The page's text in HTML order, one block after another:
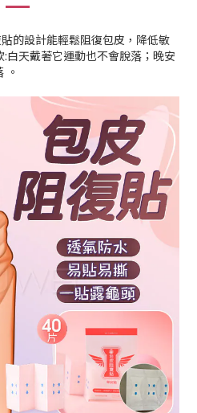
的設計能輕鬆阻復包皮，降低敏
白天戴著它運動也不會脫落；晚安
。